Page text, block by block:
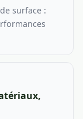
surface :